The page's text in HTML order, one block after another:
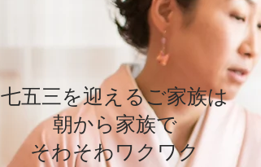
七五三を迎えるご家族は
朝から家族で
そわそわワクワク
どきどき。
七五三を迎えるご家族は
朝から家族で
そわそわワクワク